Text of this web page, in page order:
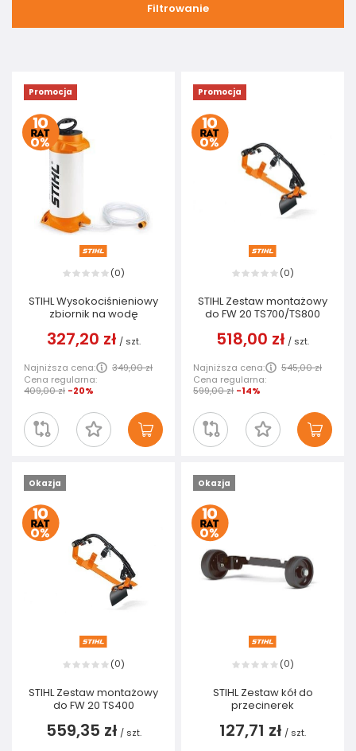
Filtrowanie
Promocja
(0)
STIHL Wysokociśnieniowy
zbiornik na wodę
327,20 zł / szt.
Najniższa cena:
349,00 zł
Cena regularna:
409,00 zł -20%
Promocja
(0)
STIHL Zestaw montażowy
do FW 20 TS700/TS800
518,00 zł / szt.
Najniższa cena:
545,00 zł
Cena regularna:
599,00 zł -14%
Okazja
(0)
STIHL Zestaw montażowy
do FW 20 TS400
559,35 zł / szt.
Okazja
(0)
STIHL Zestaw kół do
przecinerek
127,71 zł / szt.